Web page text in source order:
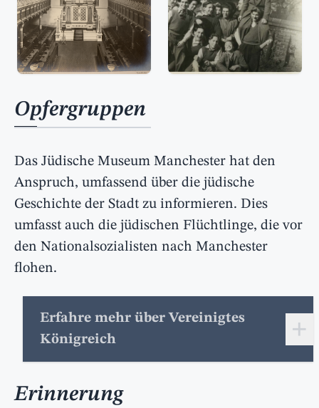
Opfergruppen
Das Jüdische Museum Manchester hat den
Anspruch, umfassend über die jüdische
Geschichte der Stadt zu informieren. Dies
umfasst auch die jüdischen Flüchtlinge, die vor
den Nationalsozialisten nach Manchester
flohen.
Erfahre mehr über Vereinigtes
Königreich
+
Erinnerung